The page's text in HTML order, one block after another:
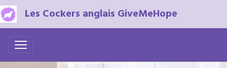
Les Cockers anglais GiveMeHope